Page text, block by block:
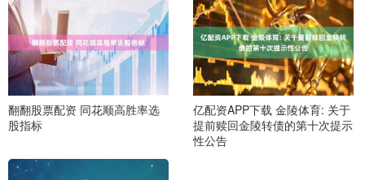
翻翻股票配资 同花顺高胜率选
股指标
亿配资APP下载 金陵体育: 关于
提前赎回金陵转债的第十次提示
性公告